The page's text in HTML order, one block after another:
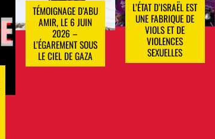
TÉMOIGNAGE D’ABU
AMIR, LE 6 JUIN
2026 –
L’ÉGAREMENT SOUS
LE CIEL DE GAZA
L’ÉTAT D’ISRAËL EST
UNE FABRIQUE DE
VIOLS ET DE
VIOLENCES
SEXUELLES